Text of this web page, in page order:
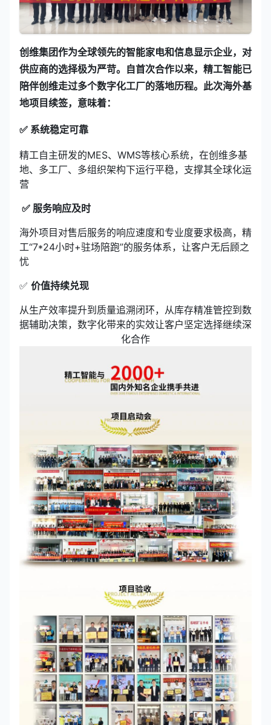
创维集团作为全球领先的智能家电和信息显示企业，对
供应商的选择极为严苛。自首次合作以来，精工智能已
陪伴创维走过多个数字化工厂的落地历程。此次海外基
地项目续签，意味着：
✅ 系统稳定可靠
精工自主研发的MES、 WMS等核心系统，在创维多基
地、多工厂、多组织架构下运行平稳，支撑其全球化运
营
✅ 服务响应及时
海外项目对售后服务的响应速度和专业度要求极高，精
工“7*24小时+驻场陪跑”的服务体系，让客户无后顾之
忧
✅ 价值持续兑现
从生产效率提升到质量追溯闭环，从库存精准管控到数
据辅助决策，数字化带来的实效让客户坚定选择继续深
化合作